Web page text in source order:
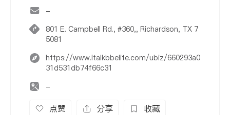
-
801 E. Campbell Rd., #360,, Richardson, TX 7
5081
https://www.italkbbelite.com/ubiz/660293a0
31d531db74f66c31
-
点赞 分享 收藏